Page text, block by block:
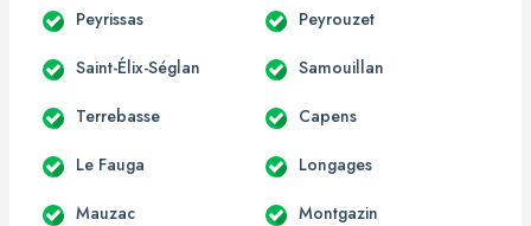
Peyrissas Peyrouzet
Saint-Élix-Séglan Samouillan
Terrebasse Capens
Le Fauga Longages
Mauzac Montgazin